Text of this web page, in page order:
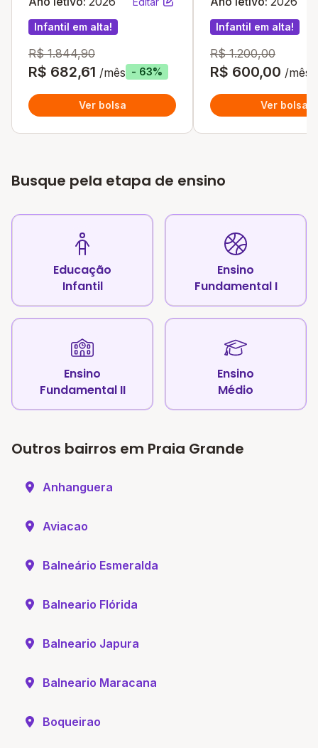
Infantil em alta!
R$ 1.844,90
R$ 682,61 /mês - 63%
Ver bolsa
Infantil em alta!
R$ 1.200,00
R$ 600,00 /mês
Ver bolsa
Busque pela etapa de ensino
Educação
Infantil
Ensino
Fundamental I
Ensino
Fundamental II
Ensino
Médio
Outros bairros em Praia Grande
Anhanguera
Aviacao
Balneário Esmeralda
Balneario Flórida
Balneario Japura
Balneario Maracana
Boqueirao